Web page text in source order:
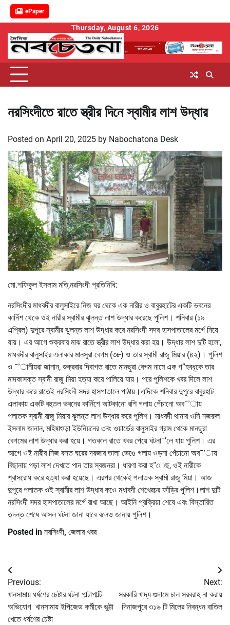
ePaper
content
Thursday, August 6, 2026
নরসিংদীতে রাতে স্ত্রীর দিনে স্বামীর লাশ উদ্ধার
Posted on April 20, 2025 by Nabochatona Desk
মো.শফিকুল ইসলাম মতি,নরসিংদী প্রতিনিধি:
নরসিংদীর মাধবদীর বালুসাইরে নিজ ঘর থেকে এক নারীর ও বাবুরহাটের একটি ভবনের
কার্নিশ থেকে ওই নারীর স্বামীর ঝুলন্ত লাশ উদ্ধার করেছে পুলিশ। শনিবার (১৯
এপ্রিল) দুপুরে স্বামীর ঝুলন্ত লাশ উদ্ধার করে নরসিংদী সদর হাসপাতালের মর্গে নিয়ে
যায়। এর আগে শুক্রবার মাঝ রাতে স্ত্রীর লাশ উদ্ধার করা হয়। উদ্ধার লাশ দুটি হলো,
মাধবদীর বালুসাইর এলাকার মানসুরা বেগম (৩৮) ও তার স্বামী রাজু মিয়ার (৪২)। পুলিশ
ও ¯’ানীয়রা জানান, শুক্রবার দিবাগত রাতে মানছুরা বেগম নামে এক গ”হবধূকে তার
মাদকাসক্ত স্বামী রাজু মিয়া হত্যা করে পালিয়ে যায়। পরে পুলিশকে খবর দিলে লাশ
উদ্ধার করে রাতেই নরসিংদী সদর হাসপাতালে পাঠায়।এদিকে শনিবার দুপুরে বাবুরহাট
এলাকায় একটি বহুতল ভবনের কার্নিশে আটকানো রশি গলায় পেঁচানো অব¯’ায়
পলাতক স্বামী রাজু মিয়ার ঝুলন্ত লাশ উদ্ধার করে পুলিশ। মাধবদী থানার ওসি নজরুল
ইসলাম জানান, মহিষাশুড়া ইউনিয়নের ৩নং ওয়ার্ডের বালুসাইর গ্রাম থেকে মানছুরা
বেগমের লাশ উদ্ধার করা হয়ে। গতকাল রাতে খবর পেয়ে ঘটনা¯’লে যায় পুলিশ। এর
আগে ওই নারীর নিজ বসত ঘরের দরজার তালা ভেঙে গলায় ওড়না পেঁচানো অব¯’ায়
বিছানায় পড়া লাশ দেখতে পান তার স্বজনরা। ধারণা করা হ”েছ, ওই নারীকে
শ্বাসরোধ করে হত্যা করা হয়েছে। এরপর থেকেই পলাতক স্বামী রাজু মিয়া। আজ
দুপুরে পলাতক ওই স্বামীর লাশ উদ্ধার কওে মধাবদী শেখেরচর ফাঁড়ির পুলিশ।লাশ দুটি
নরসিংদী সদর হাসপাতালের মর্গে রাখা আছে। আইনি প্রক্রিয়া শেষে এবং বিস্তারিত
তদন্ত শেষে আসল ঘটনা জানা যাবে বলেও জানায় পুলিশ।
Posted in নরসিংদী, জেলার খবর
Post
navigation
Previous:
খানসামায় ধর্ষণের চেষ্টার ঘটনা পাল্টাপাল্টি
অভিযোগ খানসামায় ইপিজেড কর্মীকে ভুট্টা
খেতে ধর্ষণের চেষ্টা
Next:
সরকারি খাদ্য গুদামে চাল সরবরাহ না করায়
দিনাজপুরে ৩১৬ টি মিলের নিবন্ধন বাতিল